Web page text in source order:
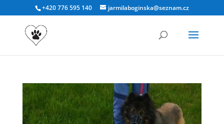
+420 776 595 140 jarmilaboginska@seznam.cz